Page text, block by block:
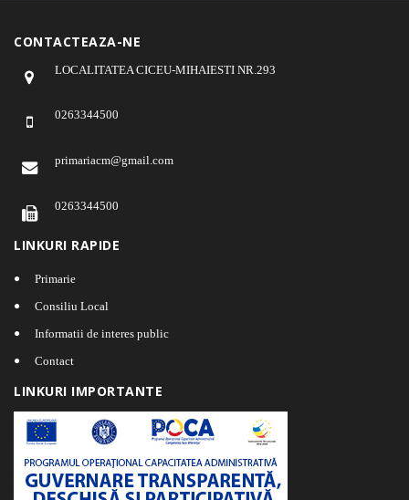
CONTACTEAZA-NE
LOCALITATEA CICEU-MIHAIESTI NR.293
0263344500
primariacm@gmail.com
0263344500
LINKURI RAPIDE
Primarie
Consiliu Local
Informatii de interes public
Contact
LINKURI IMPORTANTE